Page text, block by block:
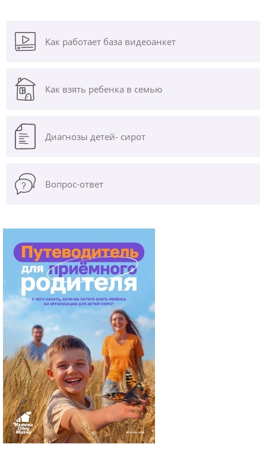
Как работает база видеоанкет
Как взять ребенка в семью
Диагнозы детей- сирот
Вопрос-ответ